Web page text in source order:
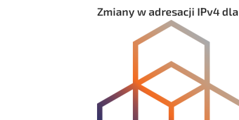
Zmiany w adresacji IPv4 dla